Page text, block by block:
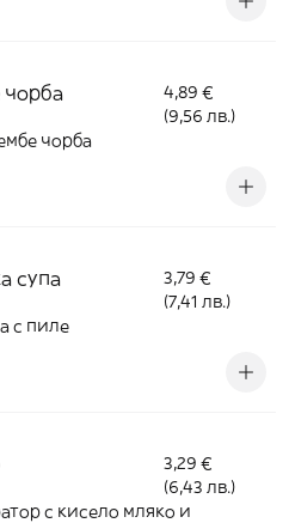
4,89 €
(9,56 лв.)
чорба
супа
3,79 €
(7,41 лв.)
с пиле
3,29 €
(6,43 лв.)
с кисело мляко и